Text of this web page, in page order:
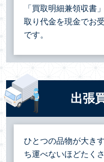
「買取明細兼領収書
取り代金を現金でお
です。
出張
ひとつの品物が大き
ち運べないほどたく